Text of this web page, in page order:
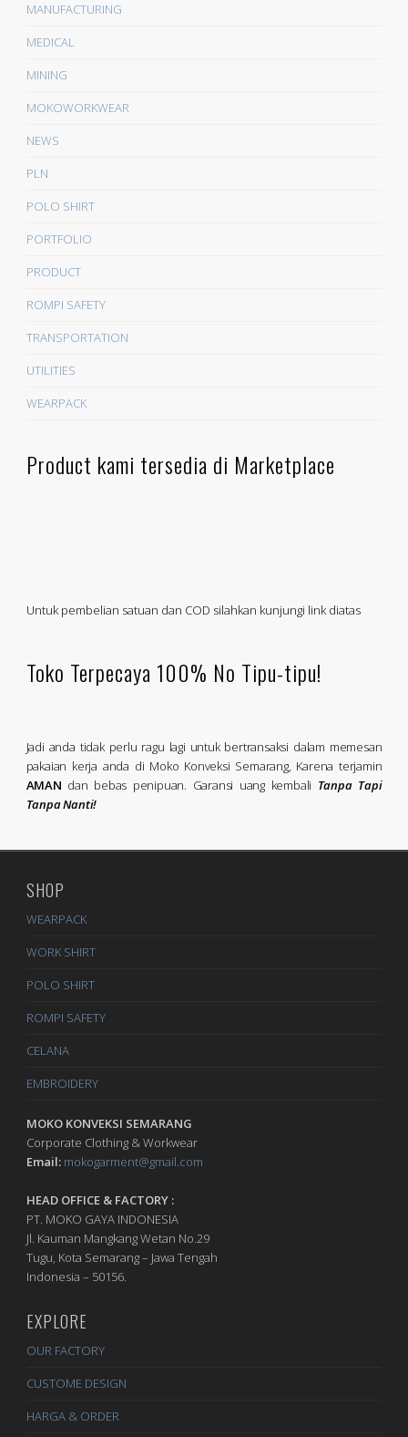
MANUFACTURING
MEDICAL
MINING
MOKOWORKWEAR
NEWS
PLN
POLO SHIRT
PORTFOLIO
PRODUCT
ROMPI SAFETY
TRANSPORTATION
UTILITIES
WEARPACK
Product kami tersedia di Marketplace
Untuk pembelian satuan dan COD silahkan kunjungi link diatas
Toko Terpecaya 100% No Tipu-tipu!
Jadi anda tidak perlu ragu lagi untuk bertransaksi dalam memesan
pakaian kerja anda di Moko Konveksi Semarang, Karena terjamin
AMAN dan bebas penipuan. Garansi uang kembali Tanpa Tapi
Tanpa Nanti!
SHOP
WEARPACK
WORK SHIRT
POLO SHIRT
ROMPI SAFETY
CELANA
EMBROIDERY
MOKO KONVEKSI SEMARANG
Corporate Clothing & Workwear
Email: mokogarment@gmail.com
HEAD OFFICE & FACTORY :
PT. MOKO GAYA INDONESIA
Jl. Kauman Mangkang Wetan No.29
Tugu, Kota Semarang – Jawa Tengah
Indonesia – 50156.
EXPLORE
OUR FACTORY
CUSTOME DESIGN
HARGA & ORDER